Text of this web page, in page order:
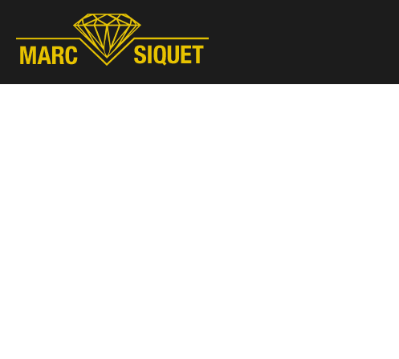
Marc Siquet - Goldschmied
Goldschmied - Juwelier * Orfèvre - Joaillier * Goudsmid